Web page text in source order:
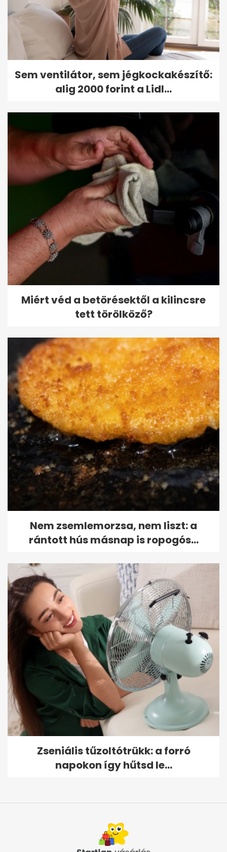
Sem ventilátor, sem jégkockakészítő:
alig 2000 forint a Lidl...
Miért véd a betörésektől a kilincsre
tett törölköző?
Nem zsemlemorzsa, nem liszt: a
rántott hús másnap is ropogós...
Zseniális tűzoltótrükk: a forró
napokon így hűtsd le...